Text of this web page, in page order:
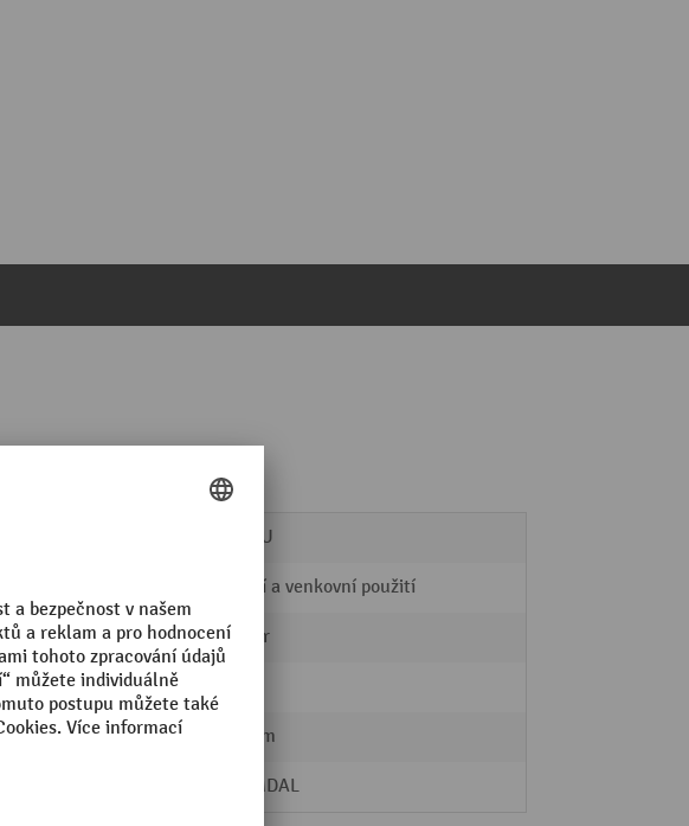
profil U
Vnitřní a venkovní použití
Startér
400 mm
HEMMDAL